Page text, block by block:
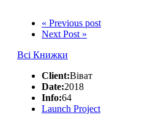
« Previous post
Next Post »
Всі Книжки
Client:Віват
Date:2018
Info:64
Launch Project